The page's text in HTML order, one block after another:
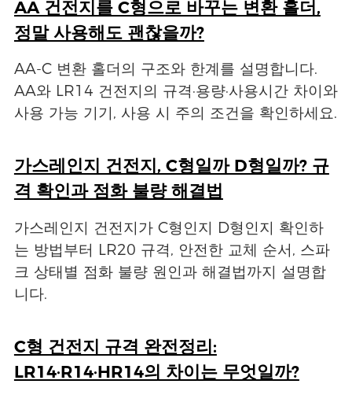
AA 건전지를 C형으로 바꾸는 변환 홀더,
정말 사용해도 괜찮을까?
AA-C 변환 홀더의 구조와 한계를 설명합니다.
AA와 LR14 건전지의 규격·용량·사용시간 차이와
사용 가능 기기, 사용 시 주의 조건을 확인하세요.
가스레인지 건전지, C형일까 D형일까? 규
격 확인과 점화 불량 해결법
가스레인지 건전지가 C형인지 D형인지 확인하
는 방법부터 LR20 규격, 안전한 교체 순서, 스파
크 상태별 점화 불량 원인과 해결법까지 설명합
니다.
C형 건전지 규격 완전정리:
LR14·R14·HR14의 차이는 무엇일까?